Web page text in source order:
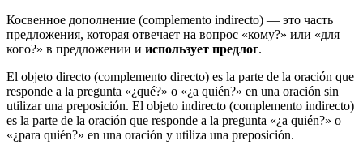
Косвенное дополнение (complemento indirecto) — это часть
предложения, которая отвечает на вопрос «кому?» или «для
кого?» в предложении и использует предлог.
El objeto directo (complemento directo) es la parte de la oración que
responde a la pregunta «¿qué?» o «¿a quién?» en una oración sin
utilizar una preposición. El objeto indirecto (complemento indirecto)
es la parte de la oración que responde a la pregunta «¿a quién?» o
«¿para quién?» en una oración y utiliza una preposición.